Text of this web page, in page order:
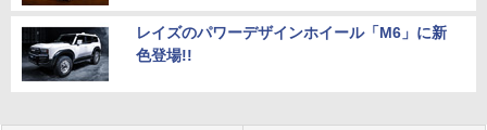
レイズのパワーデザインホイール「M6」に新
色登場!!